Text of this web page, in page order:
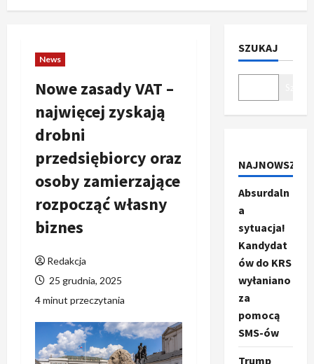
News
Nowe zasady VAT –
najwięcej zyskają
drobni
przedsiębiorcy oraz
osoby zamierzające
rozpocząć własny
biznes
Redakcja
25 grudnia, 2025
4 minut przeczytania
SZUKAJ
NAJNOWSZE
Absurdaln
a
sytuacja!
Kandydat
ów do KRS
wyłaniano
za
pomocą
SMS-ów
Trump